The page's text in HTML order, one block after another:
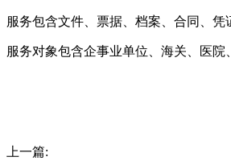
服务包含文件、票据、档案、合同、
服务对象包含企事业单位、海关、医院
上一篇: